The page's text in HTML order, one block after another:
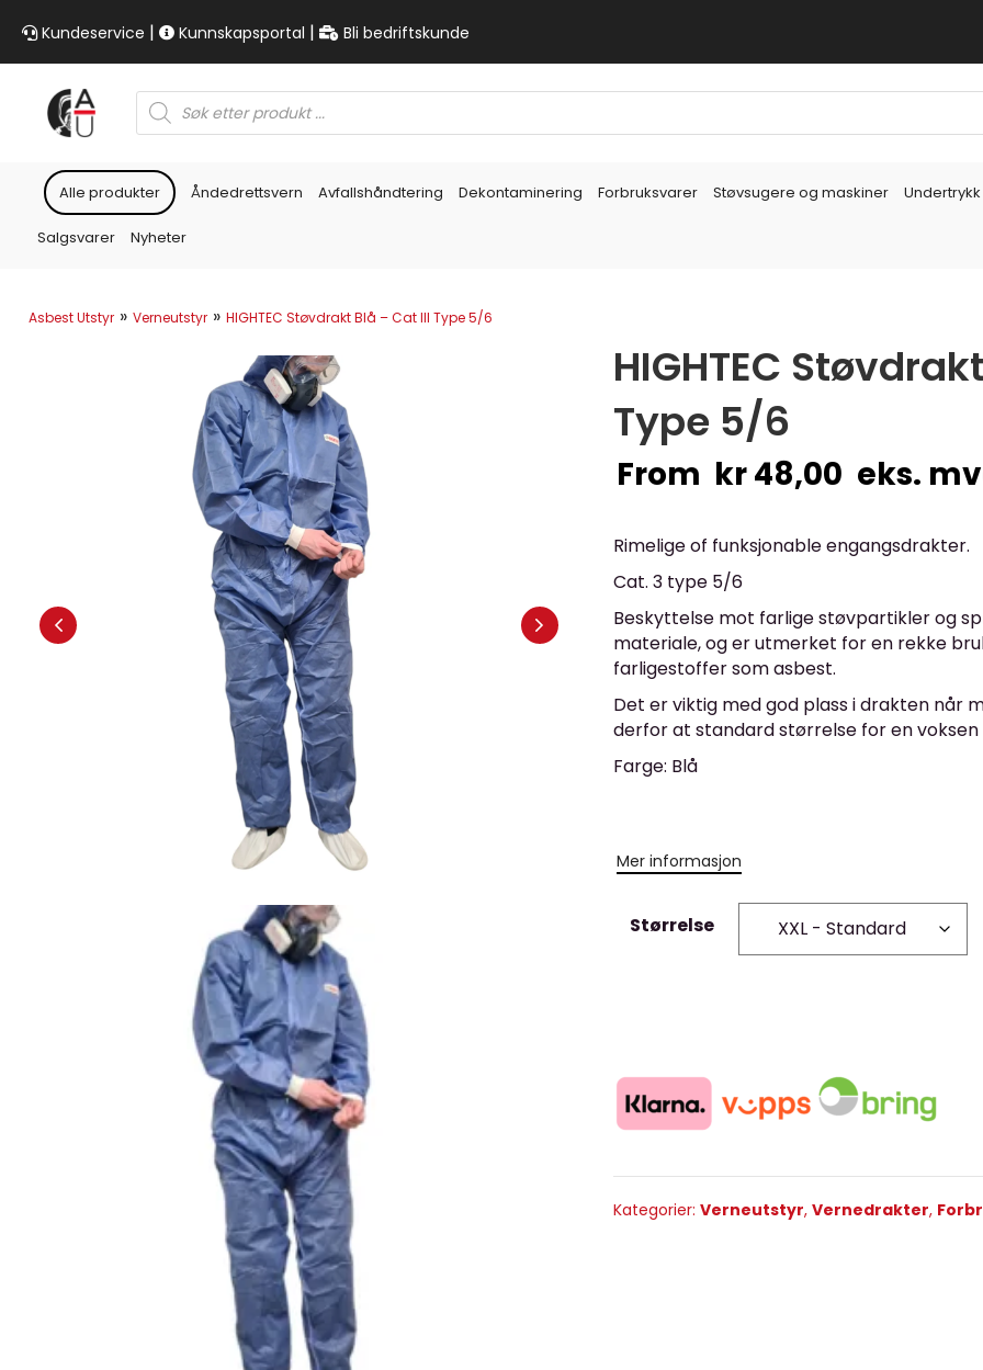
Kundeservice | Kunnskapsportal | Bli bedriftskunde
Products
search
Alle produkter Åndedrettsvern Avfallshåndtering Dekontaminering Forbruksvarer Støvsugere og maskiner Undertrykk
Salgsvarer Nyheter
Asbest Utstyr » Verneutstyr » HIGHTEC Støvdrakt Blå – Cat III Type 5/6
HIGHTEC
Type 5/6
From kr48,00 eks.
Rimelige of funksjonable engangsdrakter.
Cat. 3 type 5/6
Beskyttelse mot farlige støvpartikler og
materiale, og er utmerket for en rekke
farligestoffer som asbest.
Det er viktig med god plass i drakten når
derfor at standard størrelse for en voksen
Farge: Blå
Mer informasjon
Størrelse
Kategorier: Verneutstyr, Vernedrakter,